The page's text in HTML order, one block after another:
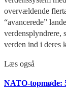
overvældende
“avancerede”
verdensplyndrere,
verden ind i deres
Læs også
NATO-topmøde: